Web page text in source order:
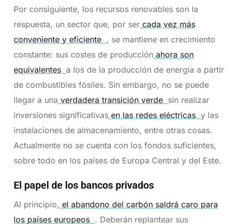
Por consiguiente, los recursos renovables son la
respuesta, un sector que, por sercada vez más
conveniente y eficiente , se mantiene en crecimiento
constante: sus costes de producciónahora son
equivalentes a los de la producción de energía a partir
de combustibles fósiles. Sin embargo, no se puede
llegar a una verdadera transición verde sin realizar
inversiones significativasen las redes eléctricas y las
instalaciones de almacenamiento, entre otras cosas.
Actualmente no se cuenta con los fondos suficientes,
sobre todo en los países de Europa Central y del Este.
El papel de los bancos privados
Al principio, el abandono del carbón saldrá caro para
los países europeos . Deberán replantear sus